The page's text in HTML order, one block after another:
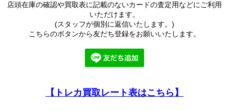
店頭在庫の確認や買取表に記載のないカードの査定用などにご利用
いただけます。
(スタッフが個別に返信いたします。)
こちらのボタンから友だち登録をお願いいたします。
【トレカ買取レート表はこちら】